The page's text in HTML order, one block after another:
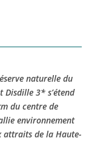
naturelle du
Disdille 3* s’étend
du centre de
environnement
attraits de la Haute-